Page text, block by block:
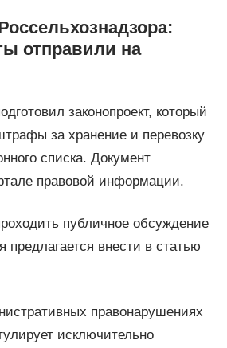
отправили на
законопроект, который
за хранение и перевозку
списка. Документ
правовой информации.
публичное обсуждение
предлагается внести в статью
правонарушениях
исключительно